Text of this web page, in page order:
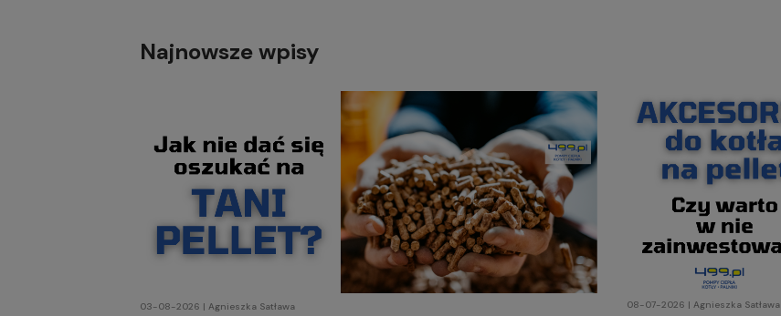
Najnowsze wpisy
03-08-2026 | Agnieszka Satława 08-07-2026 | Agnieszka Satława